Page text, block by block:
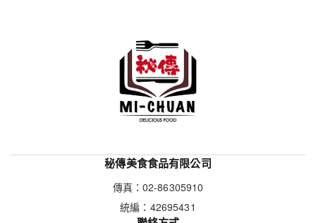
秘傳美食食品有限公司
傳真： 02-86305910
統編：42695431